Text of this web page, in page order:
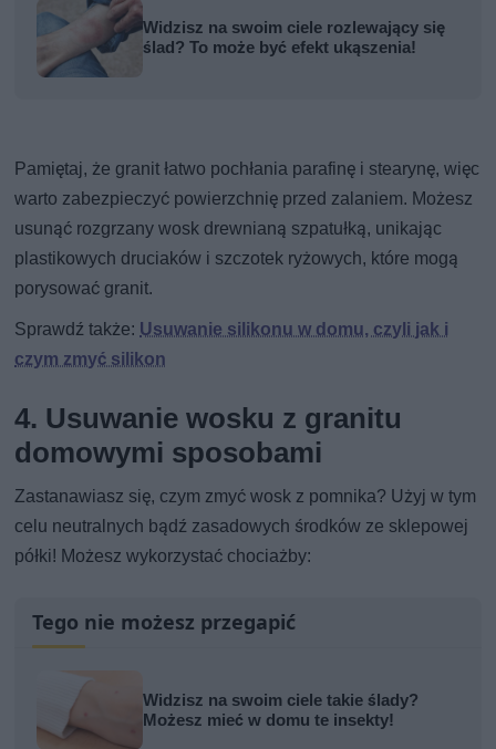
Widzisz na swoim ciele rozlewający się
ślad? To może być efekt ukąszenia!
Pamiętaj, że granit łatwo pochłania parafinę i stearynę, więc
warto zabezpieczyć powierzchnię przed zalaniem. Możesz
usunąć rozgrzany wosk drewnianą szpatułką, unikając
plastikowych druciaków i szczotek ryżowych, które mogą
porysować granit.
Sprawdź także: Usuwanie silikonu w domu, czyli jak i
czym zmyć silikon
4. Usuwanie wosku z granitu
domowymi sposobami
Zastanawiasz się, czym zmyć wosk z pomnika? Użyj w tym
celu neutralnych bądź zasadowych środków ze sklepowej
półki! Możesz wykorzystać chociażby:
Tego nie możesz przegapić
Widzisz na swoim ciele takie ślady?
Możesz mieć w domu te insekty!